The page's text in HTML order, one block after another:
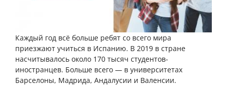
Каждый год всё больше ребят со всего мира
приезжают учиться в Испанию. В 2019 в стране
насчитывалось около 170 тысяч студентов-
иностранцев. Больше всего — в университетах
Барселоны, Мадрида, Андалусии и Валенсии.